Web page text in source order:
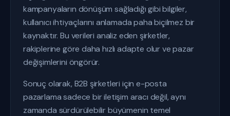
kampanyaların dönüşüm sağladığı gibi bilgiler,
kullanıcı ihtiyaçlarını anlamada paha biçilmez bir
kaynaktır. Bu verileri analiz eden şirketler,
rakiplerine göre daha hızlı adapte olur ve pazar
değişimlerini öngörür.
Sonuç olarak, B2B şirketleri için e-posta
pazarlama sadece bir iletişim aracı değil, aynı
zamanda sürdürülebilir büyümenin temel